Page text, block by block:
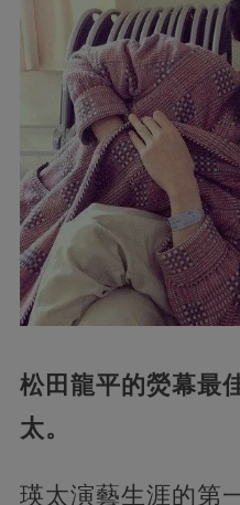
松田龍平的熒幕最
太。
瑛太演藝生涯的第